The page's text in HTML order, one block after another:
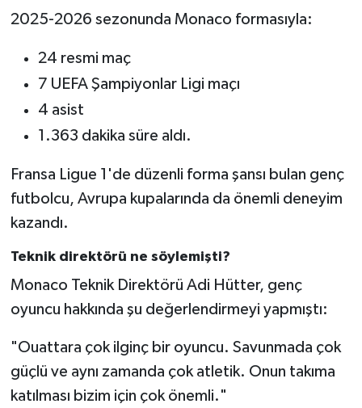
2025-2026 sezonunda Monaco formasıyla:
24 resmi maç
7 UEFA Şampiyonlar Ligi maçı
4 asist
1.363 dakika süre aldı.
Fransa Ligue 1'de düzenli forma şansı bulan genç
futbolcu, Avrupa kupalarında da önemli deneyim
kazandı.
Teknik direktörü ne söylemişti?
Monaco Teknik Direktörü Adi Hütter, genç
oyuncu hakkında şu değerlendirmeyi yapmıştı:
"Ouattara çok ilginç bir oyuncu. Savunmada çok
güçlü ve aynı zamanda çok atletik. Onun takıma
katılması bizim için çok önemli."